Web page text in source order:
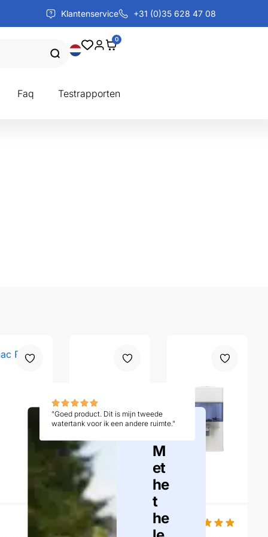
Klantenservice +31 (0)35 628 47 08
0
Faq Testrapporten
"Goed product. Dit is mijn tweede
watertank voor ik een andere ruimte."
M
et
he
t
he